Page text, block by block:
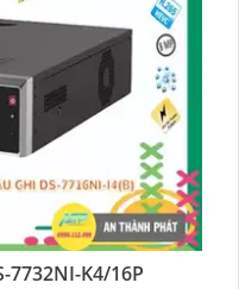
7732NI-K4/16P